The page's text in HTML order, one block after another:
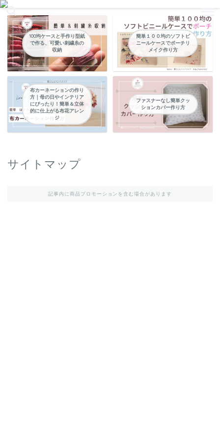
暮らしの中のパッチワークやハンドメイドなどの縫い物
100均ケースと手作り型紙
で作る、可愛い刺繍糸の
収納
簡単１００均のソフトビ
ニールケースでポーチリ
メイク作り方
布カーネーションの作り
方｜母の日やインテリア
にぴったり！簡単＆立体
的に仕上がる布花アレン
ジ
ファスナーなし簡単クッ
ションカバー作り方
サイトマップ
記事内に商品プロモーションを含む場合があります